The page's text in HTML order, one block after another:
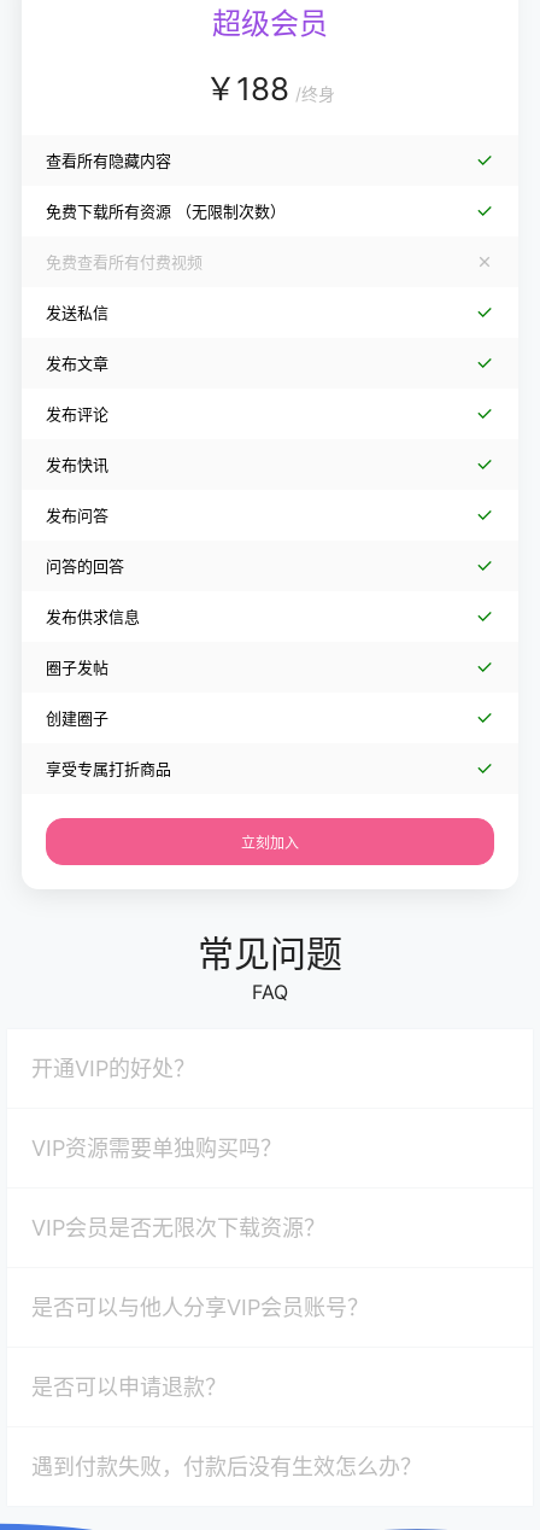
超级会员
￥188 /终身
查看所有隐藏内容
免费下载所有资源 （无限制次数）
免费查看所有付费视频
发送私信
发布文章
发布评论
发布快讯
发布问答
问答的回答
发布供求信息
圈子发帖
创建圈子
享受专属打折商品
立刻加入
常见问题
FAQ
开通VIP的好处？
VIP资源需要单独购买吗？
VIP会员是否无限次下载资源？
是否可以与他人分享VIP会员账号？
是否可以申请退款？
遇到付款失败，付款后没有生效怎么办？